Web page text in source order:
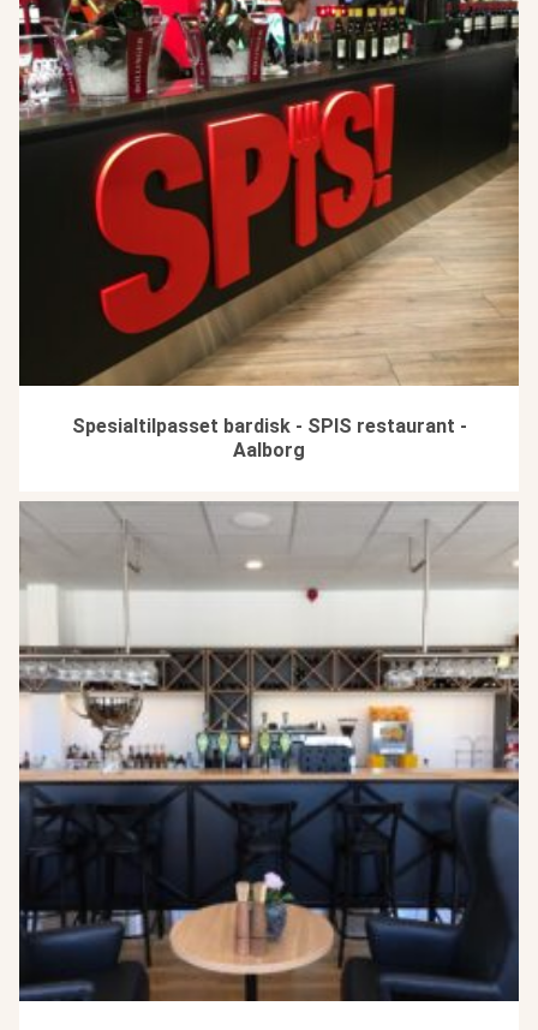
Spesialtilpasset bardisk - SPIS restaurant -
Aalborg